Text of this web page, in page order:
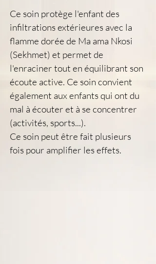
Ce soin protège l'enfant des
infiltrations extérieures avec la
flamme dorée de Ma ama Nkosi
(Sekhmet) et permet de
l'enraciner tout en équilibrant son
écoute active. Ce soin convient
également aux enfants qui ont du
mal à écouter et à se concentrer
(activités, sports...).
Ce soin peut être fait plusieurs
fois pour amplifier les effets.